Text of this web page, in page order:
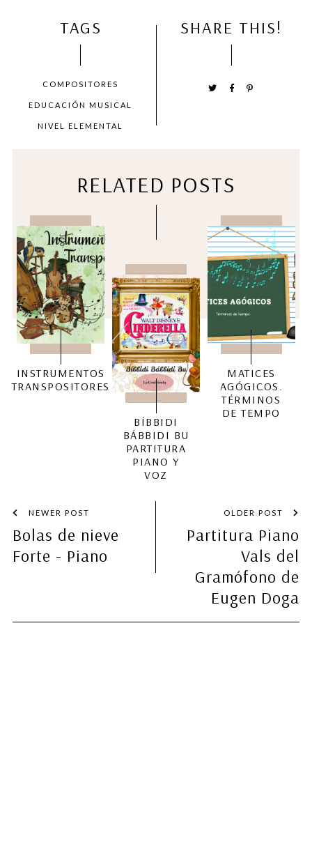
SHARE THIS!
TAGS
COMPOSITORES
EDUCACIÓN MUSICAL
NIVEL ELEMENTAL
RELATED POSTS
INSTRUMENTOS
TRANSPOSITORES
BÍBBIDI
BÁBBIDI BU
PARTITURA
PIANO Y
VOZ
MATICES
AGÓGICOS.
TÉRMINOS
DE TEMPO
NEWER POST
Bolas de nieve
Forte - Piano
OLDER POST
Partitura Piano
Vals del
Gramófono de
Eugen Doga